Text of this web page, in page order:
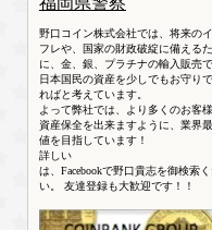
野口コイン株式会社では、将来の
フレや、国家の財政破綻に備える
に、金、銀、プラチナの輸入販売で
日本国民の資産を少しでもお守り
ればと考えています。
よって弊社では、より多くのお客
資産保全を出来ますように、業界
値を目指しています！
詳しい
は、Facebookで野口貴志を御検索く
い。 友達登録も大歓迎です！！